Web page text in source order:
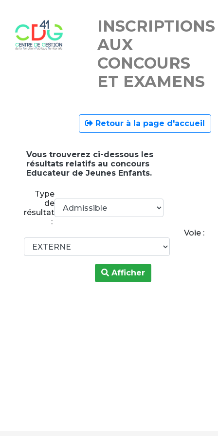
INSCRIPTIONS
AUX
CONCOURS
ET EXAMENS
Retour à la page d'accueil
Vous trouverez ci-dessous les
résultats relatifs au concours
Educateur de Jeunes Enfants.
Type
de
résultats
:
Voie :
Afficher